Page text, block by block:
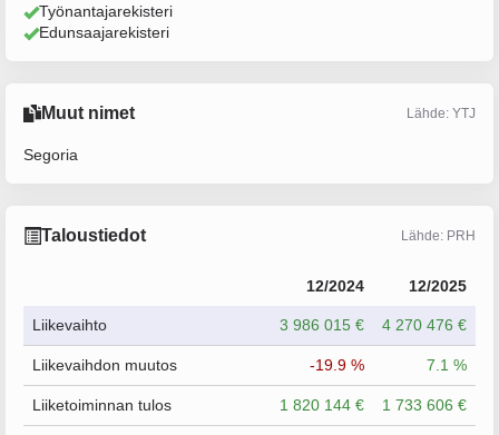
Työnantajarekisteri
Edunsaajarekisteri
Muut nimet Lähde: YTJ
Segoria
Taloustiedot Lähde: PRH
12/2024 12/2025
Liikevaihto 3 986 015 € 4 270 476 €
Liikevaihdon muutos -19.9 % 7.1 %
Liiketoiminnan tulos 1 820 144 € 1 733 606 €